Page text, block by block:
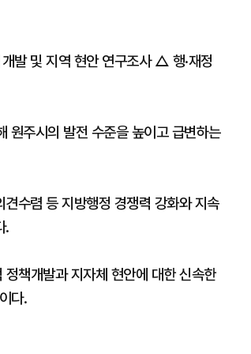
발 및 지역 현안 연구조사 △ 행·재정
원주시의 발전 수준을 높이고 급변하는
수렴 등 지방행정 경쟁력 강화와 지속
.
책개발과 지자체 현안에 대한 신속한
다.